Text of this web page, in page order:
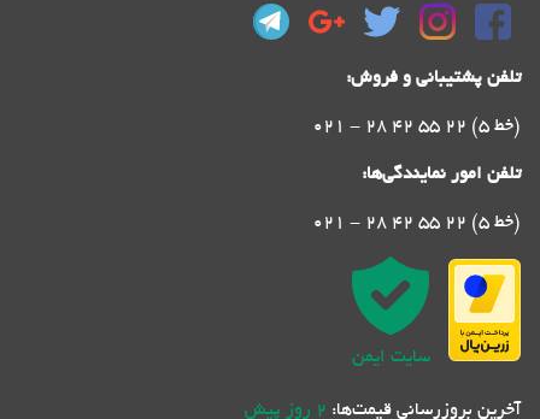
تلفن پشتیبانی و فروش:
021 - 28 42 55 22 (5 خط)
تلفن امور نمایندگی‌ها:
021 - 28 42 55 22 (5 خط)
سایت ایمن
آخرین بروزرسانی قیمت‌ها: 2 روز پیش